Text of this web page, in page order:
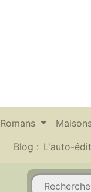
Romans
Blog : L'auto-